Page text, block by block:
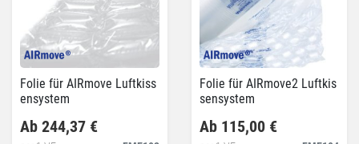
Folie für AIRmove Luftkiss
ensystem
Ab 244,37 €
Folie für AIRmove2 Luftkis
sensystem
Ab 115,00 €